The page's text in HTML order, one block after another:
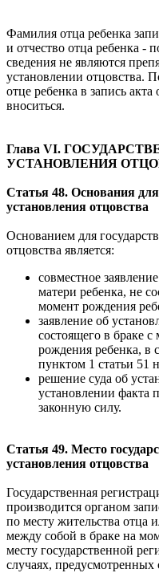
Фамилия отца ребенка
и отчество отца ребенка -
сведения не являются
установлении отцовства.
отце ребенка в запись
вноситься.
Глава VI.
УСТАНОВЛЕНИЯ
Статья 48. Основания
установления отцовства
Основанием для
отцовства является:
совместное
матери ребенка, не
момент рождения
заявление об
состоящего в браке
рождения ребенка, в
пунктом 1 статьи 51
решение суда об
установлении факта
законную силу.
Статья 49. Место
установления отцовства
Государственная
производится органом
по месту жительства отца
между собой в браке на
месту государственной
случаях, предусмотренных